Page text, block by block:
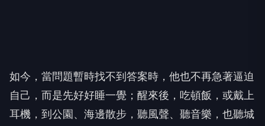
如今，當問題暫時找不到答案時，他也不再急著逼迫
自己，而是先好好睡一覺；醒來後，吃頓飯，或戴上
耳機，到公園、海邊散步，聽風聲、聽音樂，也聽城